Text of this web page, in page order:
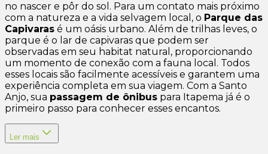
no nascer e pôr do sol. Para um contato mais próximo
com a natureza e a vida selvagem local, o Parque das
Capivaras é um oásis urbano. Além de trilhas leves, o
parque é o lar de capivaras que podem ser
observadas em seu habitat natural, proporcionando
um momento de conexão com a fauna local. Todos
esses locais são facilmente acessíveis e garantem uma
experiência completa em sua viagem. Com a Santo
Anjo, sua passagem de ônibus para Itapema já é o
primeiro passo para conhecer esses encantos.
Ler mais